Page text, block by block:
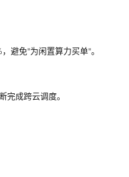
避免"为闲置算力买单"。
成跨云调度。